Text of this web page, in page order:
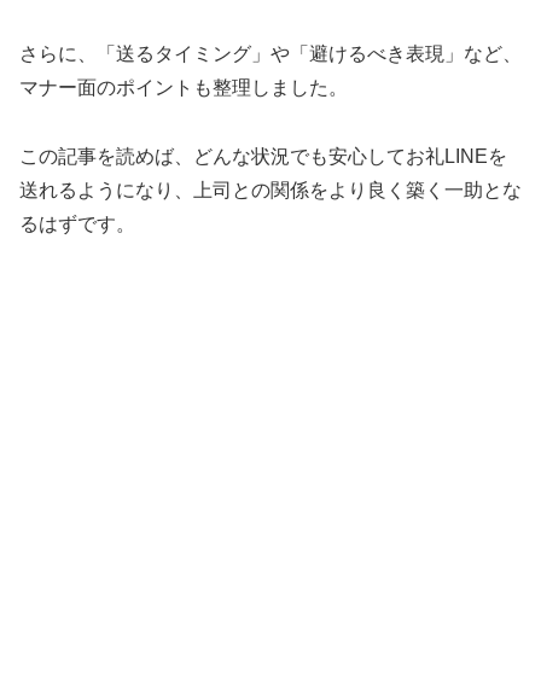
さらに、「送るタイミング」や「避けるべき表現」など、
マナー面のポイントも整理しました。
この記事を読めば、どんな状況でも安心してお礼LINEを
送れるようになり、上司との関係をより良く築く一助とな
るはずです。